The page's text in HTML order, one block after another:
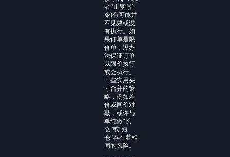
者“止赢”指
令)有可能并
不见效或没
有执行。如
果订单是限
价单，没办
法保证订单
以限价执行
或会执行。
一些实用头
寸合并的策
略，例如差
价或同价对
敲，或许与
单纯做“长
仓”或“短
仓”存在着相
同的风险。